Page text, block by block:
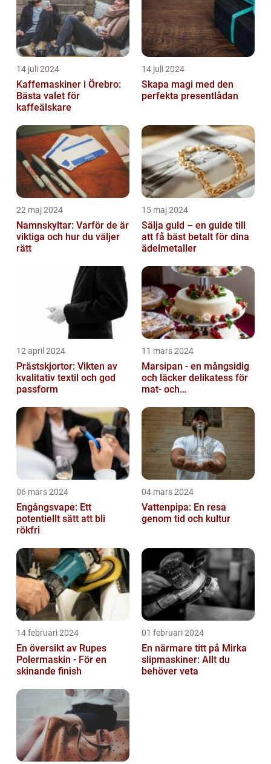
14 juli 2024
Kaffemaskiner i Örebro:
Bästa valet för
kaffeälskare
14 juli 2024
Skapa magi med den
perfekta presentlådan
22 maj 2024
Namnskyltar: Varför de är
viktiga och hur du väljer
rätt
15 maj 2024
Sälja guld – en guide till
att få bäst betalt för dina
ädelmetaller
12 april 2024
Prästskjortor: Vikten av
kvalitativ textil och god
passform
11 mars 2024
Marsipan - en mångsidig
och läcker delikatess för
mat- och
06 mars 2024
Engångsvape: Ett
potentiellt sätt att bli
rökfri
04 mars 2024
Vattenpipa: En resa
genom tid och kultur
14 februari 2024
En översikt av Rupes
Polermaskin - För en
skinande finish
01 februari 2024
En närmare titt på Mirka
slipmaskiner: Allt du
behöver veta